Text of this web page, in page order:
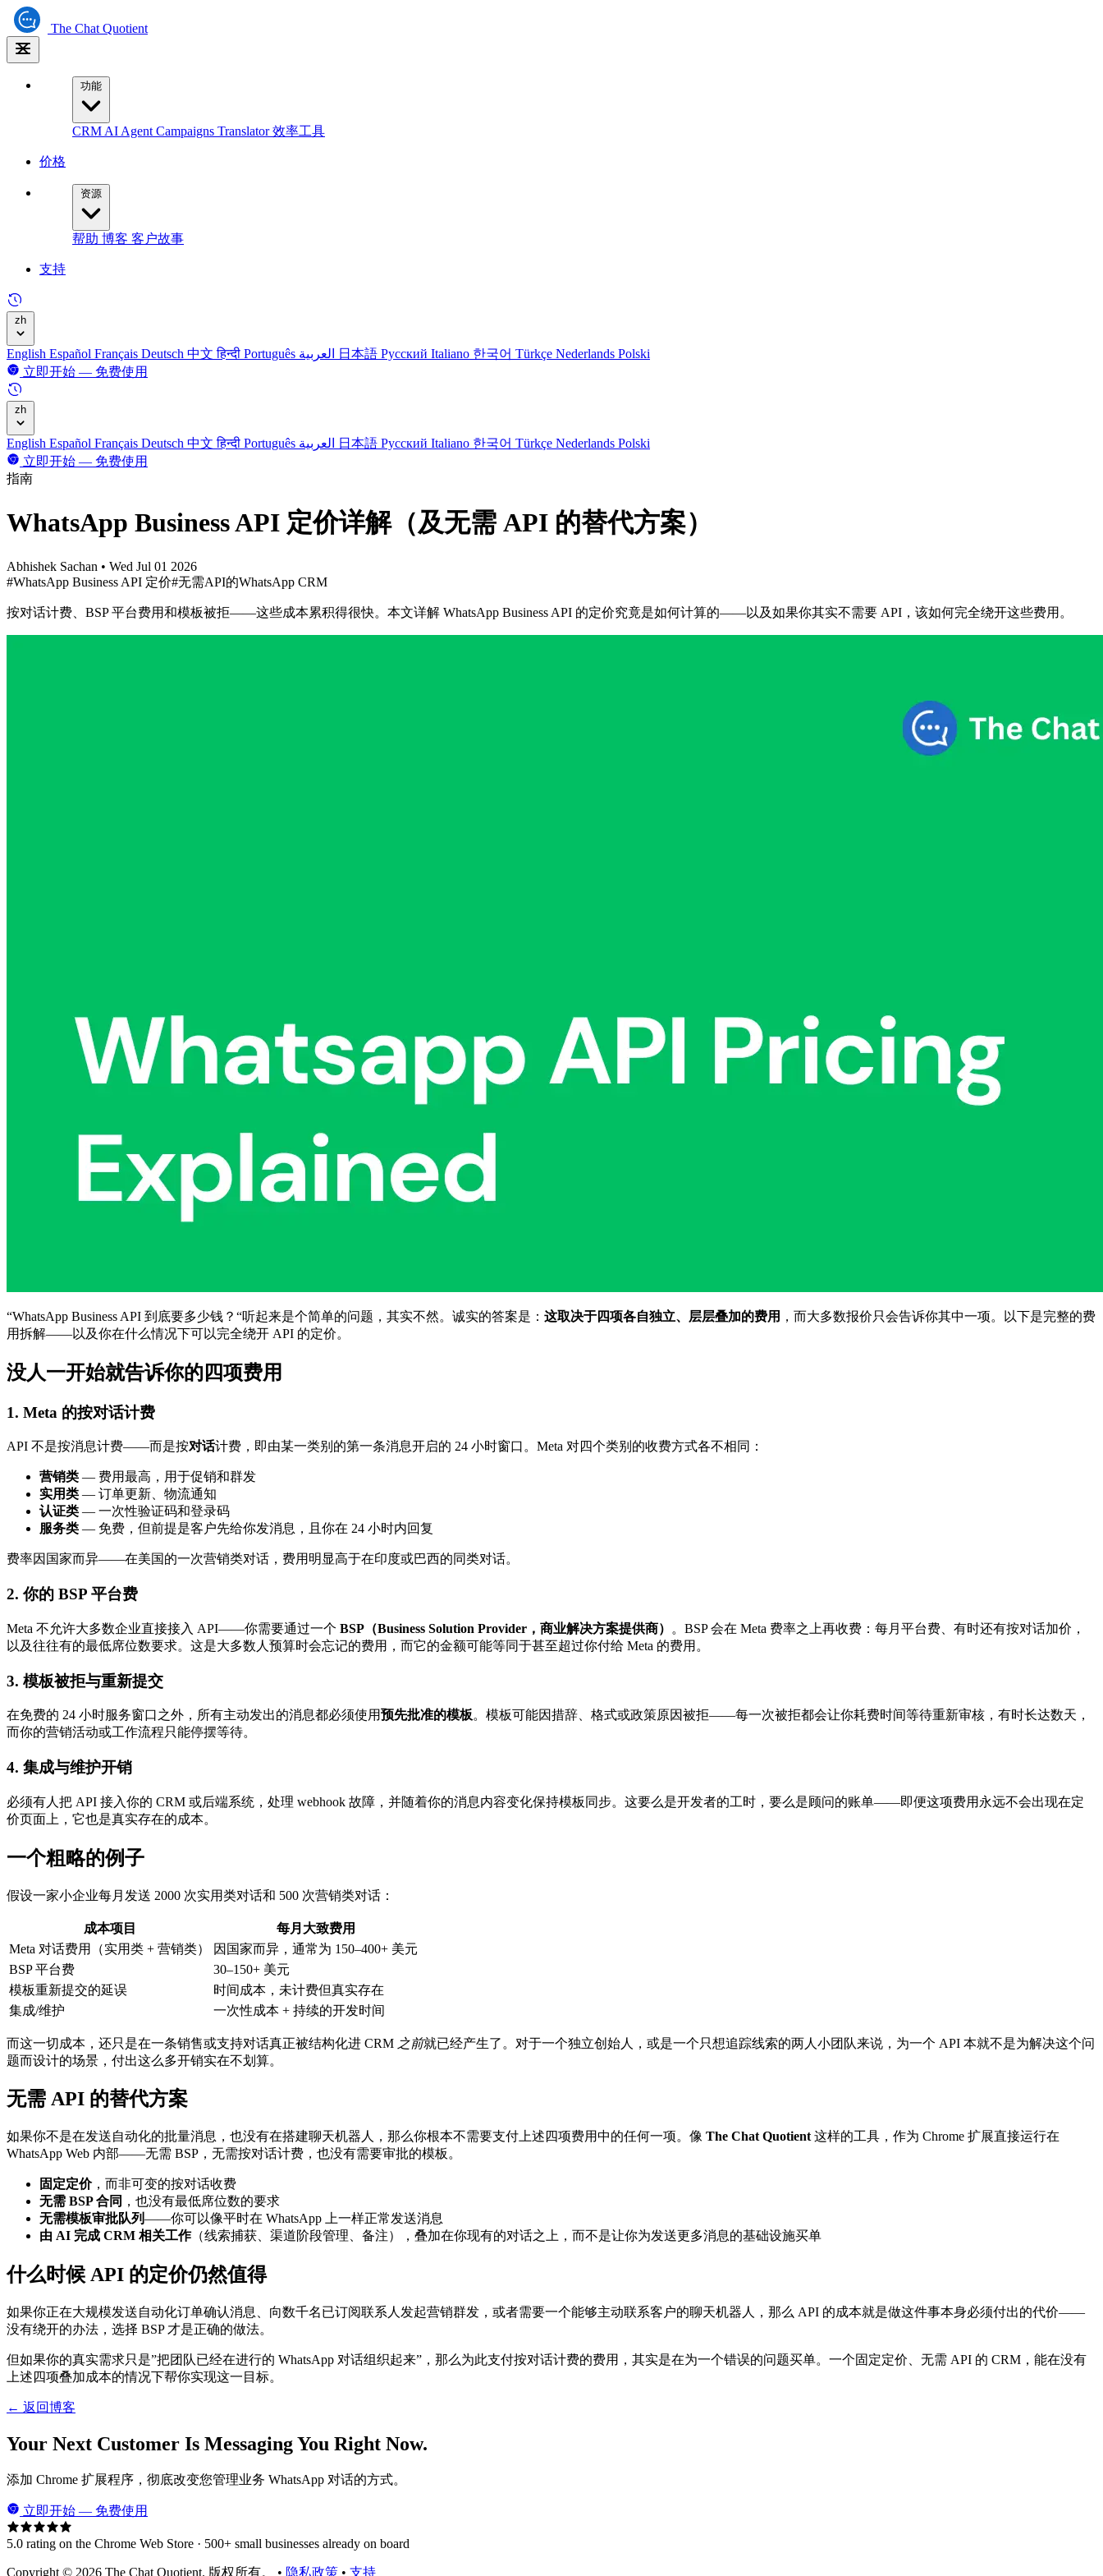
The Chat Quotient
功能
CRM AI Agent Campaigns Translator效率工具
价格
资源
帮助 博客 客户故事
支持
zh
English Español Français Deutsch 中文हिन्दी Português 日本語 Русский Italiano 한국어 Türkçe Nederlands Polski
立即开始 — 免费使用
zh
English Español Français Deutsch 中文हिन्दी Português 日本語 Русский Italiano 한국어 Türkçe Nederlands Polski
立即开始 — 免费使用
指南
WhatsApp Business API 定价详解（及无需 API 的替代方案）
Abhishek Sachan • Wed Jul 01 2026
#WhatsApp Business API 定价#无需API的WhatsApp CRM
按对话计费、BSP 平台费用和模板被拒——这些成本累积得很快。本文详解 WhatsApp Business API 的定价究竟是如何计算的——以及如果你其实不需要 API，该如何完全绕开这些费用。
“WhatsApp Business API 到底要多少钱？“听起来是个简单的问题，其实不然。诚实的答案是： 这取决于四项各自独立、层层叠加的费用 ，而大多数报价只会告诉你其中一项。以下是完整的费
用拆解——以及你在什么情况下可以完全绕开 API 的定价。
没人一开始就告诉你的四项费用
1. Meta 的按对话计费
API 不是按消息计费——而是按对话计费，即由某一类别的第一条消息开启的 24 小时窗口。Meta 对四个类别的收费方式各不相同：
营销类 — 费用最高，用于促销和群发
实用类 — 订单更新、物流通知
认证类 — 一次性验证码和登录码
服务类 — 免费，但前提是客户先给你发消息，且你在 24 小时内回复
费率因国家而异——在美国的一次营销类对话，费用明显高于在印度或巴西的同类对话。
2. 你的 BSP 平台费
Meta 不允许大多数企业直接接入 API——你需要通过一个 BSP（Business Solution Provider，商业解决方案提供商）
。BSP 会在 Meta 费率之上再收费：每月平台费、有时还有按对话加价，
以及往往有的最低席位数要求。这是大多数人预算时会忘记的费用，而它的金额可能等同于甚至超过你付给 Meta 的费用。
3. 模板被拒与重新提交
在免费的 24 小时服务窗口之外，所有主动发出的消息都必须使用预先批准的模板。模板可能因措辞、格式或政策原因被拒——每一次被拒都会让你耗费时间等待重新审核，有时长达数天，
而你的营销活动或工作流程只能停摆等待。
4. 集成与维护开销
必须有人把 API 接入你的 CRM 或后端系统，处理 webhook 故障，并随着你的消息内容变化保持模板同步。这要么是开发者的工时，要么是顾问的账单——即便这项费用永远不会出现在定
价页面上，它也是真实存在的成本。
一个粗略的例子
假设一家小企业每月发送 2000 次实用类对话和 500 次营销类对话：
成本项目
每月大致费用
Meta 对话费用（实用类 + 营销类）
因国家而异，通常为 150–400+ 美元
BSP 平台费
30–150+ 美元
模板重新提交的延误
时间成本，未计费但真实存在
集成/维护
一次性成本 + 持续的开发时间
而这一切成本，还只是在一条销售或支持对话真正被结构化进 CRM 之前就已经产生了。对于一个独立创始人，或是一个只想追踪线索的两人小团队来说，为一个 API 本就不是为解决这个问
题而设计的场景，付出这么多开销实在不划算。
无需 API 的替代方案
如果你不是在发送自动化的批量消息，也没有在搭建聊天机器人，那么你根本不需要支付上述四项费用中的任何一项。像 The Chat Quotient 这样的工具，作为 Chrome 扩展直接运行在
WhatsApp Web 内部——无需 BSP，无需按对话计费，也没有需要审批的模板。
固定定价，而非可变的按对话收费
无需 BSP 合同 ，也没有最低席位数的要求
无需模板审批队列——你可以像平时在 WhatsApp 上一样正常发送消息
由 AI 完成 CRM 相关工作（线索捕获、渠道阶段管理、备注），叠加在你现有的对话之上，而不是让你为发送更多消息的基础设施买单
什么时候 API 的定价仍然值得
如果你正在大规模发送自动化订单确认消息、向数千名已订阅联系人发起营销群发，或者需要一个能够主动联系客户的聊天机器人，那么 API 的成本就是做这件事本身必须付出的代价——
没有绕开的办法，选择 BSP 才是正确的做法。
但如果你的真实需求只是”把团队已经在进行的 WhatsApp 对话组织起来”，那么为此支付按对话计费的费用，其实是在为一个错误的问题买单。一个固定定价、无需 API 的 CRM，能在没有
上述四项叠加成本的情况下帮你实现这一目标。
← 返回博客
Your Next Customer Is Messaging You Right Now.
添加 Chrome 扩展程序，彻底改变您管理业务 WhatsApp 对话的方式。
立即开始 — 免费使用
5.0 rating on the Chrome Web Store · 500+ small businesses already on board
Copyright © 2026 The Chat Quotient. 版权所有。 • 隐私政策 • 支持